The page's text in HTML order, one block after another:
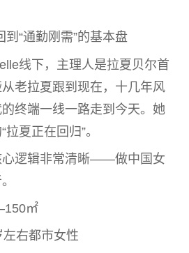
“通勤刚需”的基本盘
线下，主理人是拉夏贝尔首
老拉夏跟到现在，十几年风
终端一线一路走到今天。她
夏正在回归”。
心逻辑非常清晰——做中国女
㎡
左右都市女性